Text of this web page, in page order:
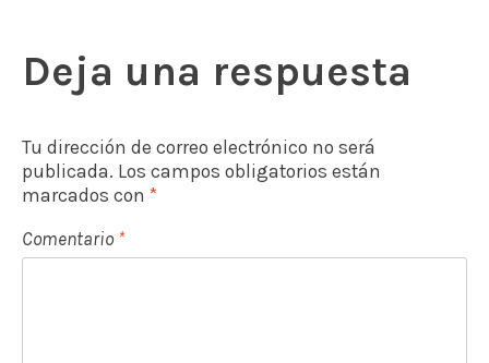
i
ó
d
e
e
Deja una respuesta
Tu dirección de correo electrónico no será
publicada. Los campos obligatorios están
marcados con *
Comentario *